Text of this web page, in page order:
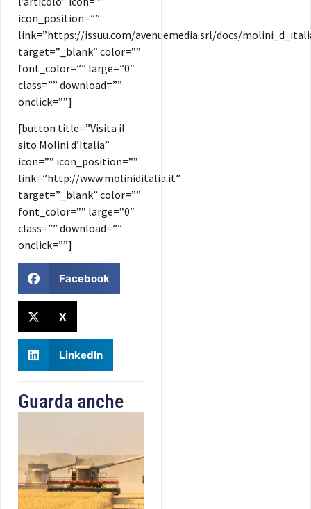
icon_position=””
link=”https://issuu.com/avenuemedia.srl/docs/
target=”_blank” color=””
font_color=”” large=”0″
class=”” download=””
onclick=””]
[button title=”Visita il
sito Molini d’Italia”
icon=”” icon_position=””
link=”http://www.moliniditalia.it”
target=”_blank” color=””
font_color=”” large=”0″
class=”” download=””
onclick=””]
Facebook
X
LinkedIn
Guarda anche